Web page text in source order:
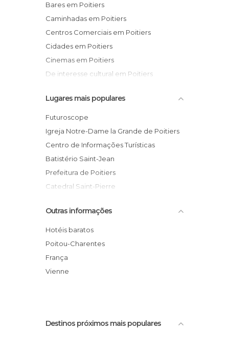
Bares em Poitiers
Caminhadas em Poitiers
Centros Comerciais em Poitiers
Cidades em Poitiers
Cinemas em Poitiers
De interesse cultural em Poitiers
Igrejas em Poitiers
Jardins em Poitiers
Lojas em Poitiers
Mercados em Poitiers
Miradores em Poitiers
Monumentos Históricos em Poitiers
Museus em Poitiers
Parques Temáticos em Poitiers
Praças em Poitiers
Ruas em Poitiers
Teatros em Poitiers
Lugares mais populares
Futuroscope
Igreja Notre-Dame la Grande de Poitiers
Centro de Informações Turísticas
Batistério Saint-Jean
Prefeitura de Poitiers
Catedral Saint-Pierre
Policromos de Poitiers
Praça da Liberdade
Mercado de Notre Dame
Igreja de Saint Hilaire
Bulles d'Encre
Outras informações
Hotéis baratos
Poitou-Charentes
França
Vienne
Destinos próximos mais populares